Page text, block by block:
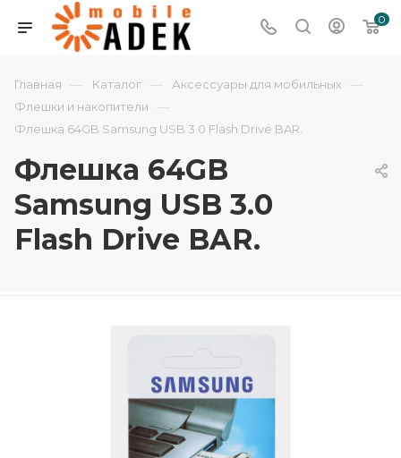
0
Главная — Каталог — Аксессуары для мобильных —
Флешки и накопители —
Флешка 64GB Samsung USB 3.0 Flash Drive BAR.
Флешка 64GB
Samsung USB 3.0
Flash Drive BAR.